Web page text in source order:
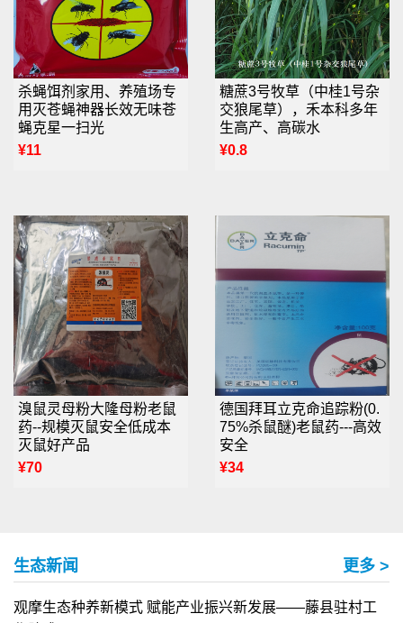
杀蝇饵剂家用、养殖场专
用灭苍蝇神器长效无味苍
蝇克星一扫光
¥11
糖蔗3号牧草（中桂1号杂
交狼尾草），禾本科多年
生高产、高碳水
¥0.8
溴鼠灵母粉大隆母粉老鼠
药--规模灭鼠安全低成本
灭鼠好产品
¥70
德国拜耳立克命追踪粉(0.
75%杀鼠醚)老鼠药---高效
安全
¥34
生态新闻 更多 >
观摩生态种养新模式 赋能产业振兴新发展——藤县驻村工